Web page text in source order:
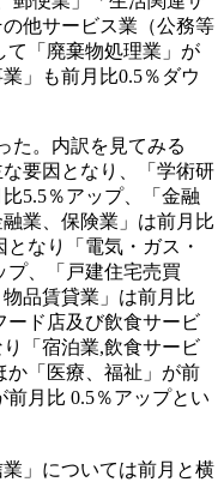
他サービス業（公務等
て「廃棄物処理業」が
」も前月比0.5％ダウ
た。内訳を見てみる
要因となり、「学術研
5.5％アップ、「金融
業、保険業」は前月比
なり「電気・ガス・
プ、「戸建住宅売買
品賃貸業」は前月比
ード店及び飲食サービ
「宿泊業,飲食サービ
か「医療、福祉」が前
前月比 0.5％アップとい
」については前月と横